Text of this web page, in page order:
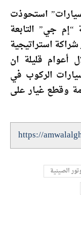
استحوذت
جي” التابعة
2018 في إطار شراكة استراتيجية
أعوام قليلة ان
الركوب في
وقطع غيار على
https://
الصينية